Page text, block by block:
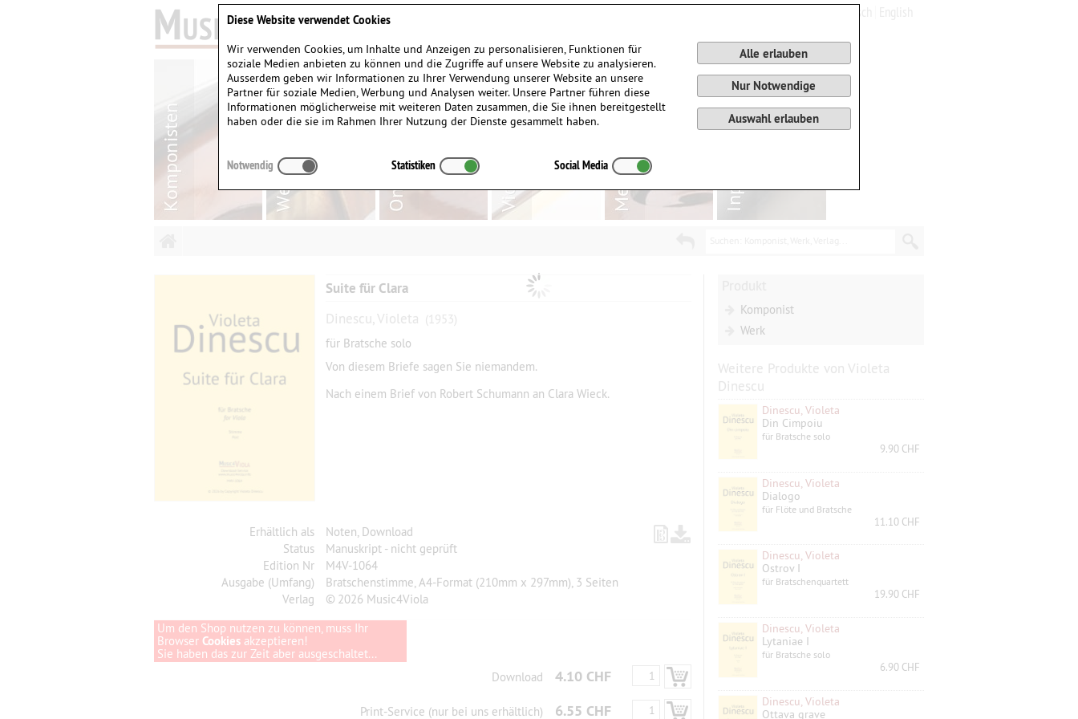
Suite für Clara
Dinescu, Violeta (1953)
für Bratsche solo
Von diesem Briefe sagen Sie niemandem.
Nach einem Brief von Robert Schumann an Clara Wieck.
Erhältlich als
Noten, Download
Status
Manuskript - nicht geprüft
Edition Nr
M4V-1064
Ausgabe (Umfang)
Bratschenstimme, A4-Format (210mm x 297mm), 3 Seiten
Verlag
© 2026 Music4Viola
Um den Shop nutzen zu können, muss Ihr
Browser Cookies akzeptieren!
Sie haben das zur Zeit aber ausgeschaltet...
Download
4.10 CHF
Print-Service (nur bei uns erhältlich) 6.55 CHF
Komponist
Werk
Weitere Produkte von Violeta
Dinescu
Dinescu, Violeta
Din Cimpoiu
für Bratsche solo
9.90 CHF
Dinescu, Violeta
Dialogo
für Flöte und Bratsche
11.10 CHF
Dinescu, Violeta
Ostrov I
für Bratschenquartett
19.90 CHF
Dinescu, Violeta
Lytaniae I
für Bratsche solo
6.90 CHF
Dinescu, Violeta
Ottava grave
Diese Website verwendet Cookies
Wir verwenden Cookies, um Inhalte und Anzeigen zu personalisieren, Funktionen für
soziale Medien anbieten zu können und die Zugriffe auf unsere Website zu analysieren.
Ausserdem geben wir Informationen zu Ihrer Verwendung unserer Website an unsere
Partner für soziale Medien, Werbung und Analysen weiter. Unsere Partner führen diese
Informationen möglicherweise mit weiteren Daten zusammen, die Sie ihnen bereitgestellt
haben oder die sie im Rahmen Ihrer Nutzung der Dienste gesammelt haben.
Alle erlauben
Nur Notwendige
Auswahl erlauben
Notwendig Statistiken Social Media